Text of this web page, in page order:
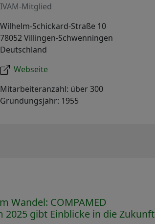
IVAM-Mitglied
Wilhelm-Schickard-Straße 10
78052 Villingen-Schwenningen
Deutschland
Webseite
Mitarbeiteranzahl: über 300
Gründungsjahr: 1955
Wandel: COMPAMED
gibt Einblicke in die Zukunft